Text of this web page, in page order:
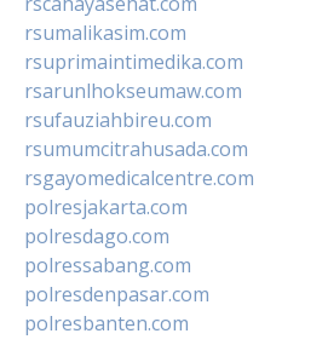
rsumalikasim.com
rsuprimaintimedika.com
rsarunlhokseumaw.com
rsufauziahbireu.com
rsumumcitrahusada.com
rsgayomedicalcentre.com
polresjakarta.com
polresdago.com
polressabang.com
polresdenpasar.com
polresbanten.com